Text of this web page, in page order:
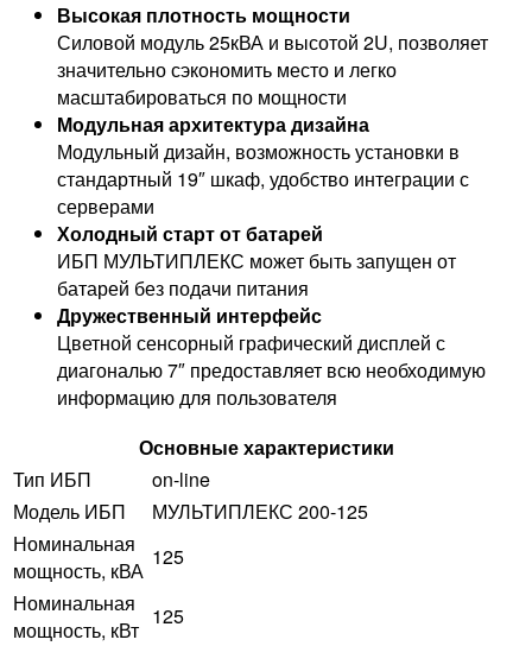
Высокая плотность мощности
Силовой модуль 25кВА и высотой 2U, позволяет
значительно сэкономить место и легко
масштабироваться по мощности
Модульная архитектура дизайна
Модульный дизайн, возможность установки в
стандартный 19″ шкаф, удобство интеграции с
серверами
Холодный старт от батарей
ИБП МУЛЬТИПЛЕКС может быть запущен от
батарей без подачи питания
Дружественный интерфейс
Цветной сенсорный графический дисплей с
диагональю 7″ предоставляет всю необходимую
информацию для пользователя
Основные характеристики
Тип ИБП
on-line
Модель ИБП
МУЛЬТИПЛЕКС 200-125
Номинальная
мощность, кВА
125
Номинальная
мощность, кВт
125